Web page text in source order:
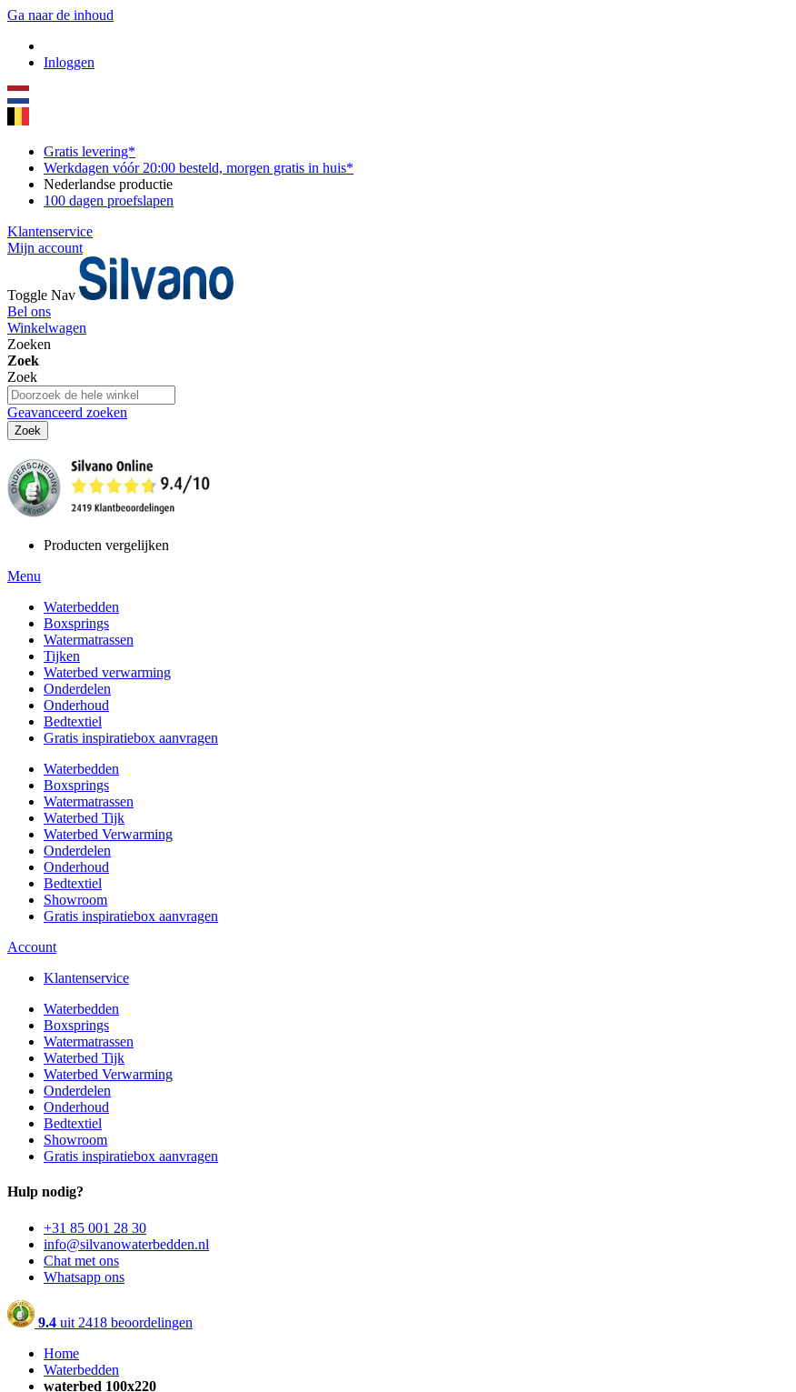
Ga naar de inhoud
Inloggen
Gratis levering*
Werkdagen vóór 20:00 besteld, morgen gratis in huis*
Nederlandse productie
100 dagen proefslapen
Klantenservice
Mijn account
Toggle Nav
Bel ons
Winkelwagen
Zoeken
Zoek
Zoek
Geavanceerd zoeken
Zoek
Producten vergelijken
Menu
Waterbedden
Boxsprings
Watermatrassen
Tijken
Waterbed verwarming
Onderdelen
Onderhoud
Bedtextiel
Gratis inspiratiebox aanvragen
Waterbedden
Boxsprings
Watermatrassen
Waterbed Tijk
Waterbed Verwarming
Onderdelen
Onderhoud
Bedtextiel
Showroom
Gratis inspiratiebox aanvragen
Account
Klantenservice
Waterbedden
Boxsprings
Watermatrassen
Waterbed Tijk
Waterbed Verwarming
Onderdelen
Onderhoud
Bedtextiel
Showroom
Gratis inspiratiebox aanvragen
Hulp nodig?
+31 85 001 28 30
info@silvanowaterbedden.nl
Chat met ons
Whatsapp ons
9.4 uit 2418 beoordelingen
Home
Waterbedden
waterbed 100x220